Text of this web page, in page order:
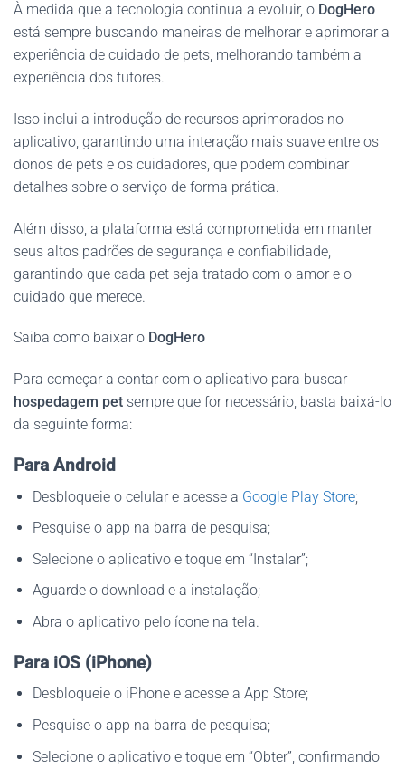
À medida que a tecnologia continua a evoluir, o DogHero
está sempre buscando maneiras de melhorar e aprimorar a
experiência de cuidado de pets, melhorando também a
experiência dos tutores.
Isso inclui a introdução de recursos aprimorados no
aplicativo, garantindo uma interação mais suave entre os
donos de pets e os cuidadores, que podem combinar
detalhes sobre o serviço de forma prática.
Além disso, a plataforma está comprometida em manter
seus altos padrões de segurança e confiabilidade,
garantindo que cada pet seja tratado com o amor e o
cuidado que merece.
Saiba como baixar o DogHero
Para começar a contar com o aplicativo para buscar
hospedagem pet sempre que for necessário, basta baixá-lo
da seguinte forma:
Para Android
Desbloqueie o celular e acesse a Google Play Store;
Pesquise o app na barra de pesquisa;
Selecione o aplicativo e toque em “Instalar”;
Aguarde o download e a instalação;
Abra o aplicativo pelo ícone na tela.
Para iOS (iPhone)
Desbloqueie o iPhone e acesse a App Store;
Pesquise o app na barra de pesquisa;
Selecione o aplicativo e toque em “Obter”, confirmando